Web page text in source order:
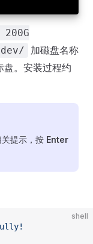
200G
加磁盘名称
盘。安装过程约
提示，按 Enter
shell